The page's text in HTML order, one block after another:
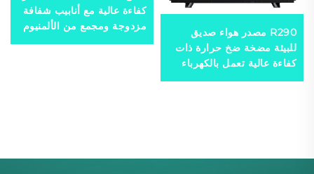
R290 مصدر هواء صديق
للبيئة مضخة ضخ حرارة ذات
كفاءة عالية تعمل بالكهرباء
للاستخدام المنزلي المريح
كفاءة عالية مع أنابيب شفافة
مزدوجة ومجمع من الألمنيوم
المقاوم للتآكل لاستخدامه في